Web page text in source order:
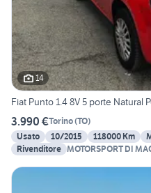
14
Fiat Punto 1.4 8V 5 porte Natural
3.990 €Torino(TO)
Usato
10/2015 118000 Km
Rivenditore MOTORSPORT DI